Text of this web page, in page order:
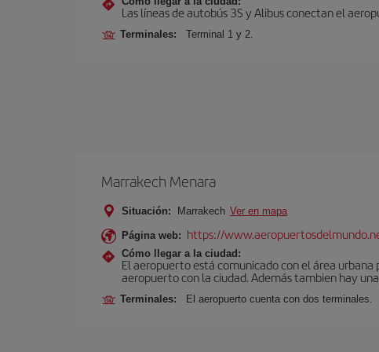
Las líneas de autobús 3S y Alibus conectan el
Terminales: Terminal 1 y 2.
Marrakech Menara
Situación: Marrakech Ver en mapa
Página web: https://
Cómo llegar a la ciudad:
El aeropuerto está comunicado con el área
aeropuerto con la ciudad. Además tambien hay
Terminales: El aeropuerto cuenta con dos terminales.